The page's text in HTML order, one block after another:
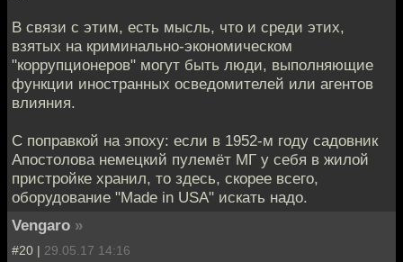
В связи с этим, есть мысль, что и среди этих,
взятых на криминально-экономическом
"коррупционеров" могут быть люди, выполняющие
функции иностранных осведомителей или агентов
влияния.
С поправкой на эпоху: если в 1952-м году садовник
Апостолова немецкий пулемёт МГ у себя в жилой
пристройке хранил, то здесь, скорее всего,
оборудование "Made in USA" искать надо.
Vengaro »
#20 | 29.05.17 14:16